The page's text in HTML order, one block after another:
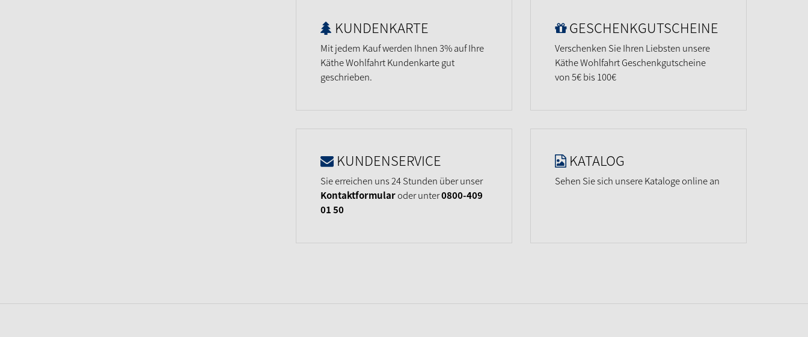
KUNDENKARTE
Mit jedem Kauf werden Ihnen 3% auf Ihre
Käthe Wohlfahrt Kundenkarte gut
geschrieben.
KUNDENSERVICE
Sie erreichen uns 24 Stunden über unser
Kontaktformularoder unter0800-409
01 50
GESCHENKGUTSCHEINE
Verschenken Sie Ihren Liebsten unsere
Käthe Wohlfahrt Geschenkgutscheine
von 5€ bis 100€
KATALOG
Sehen Sie sich unsere Kataloge online an